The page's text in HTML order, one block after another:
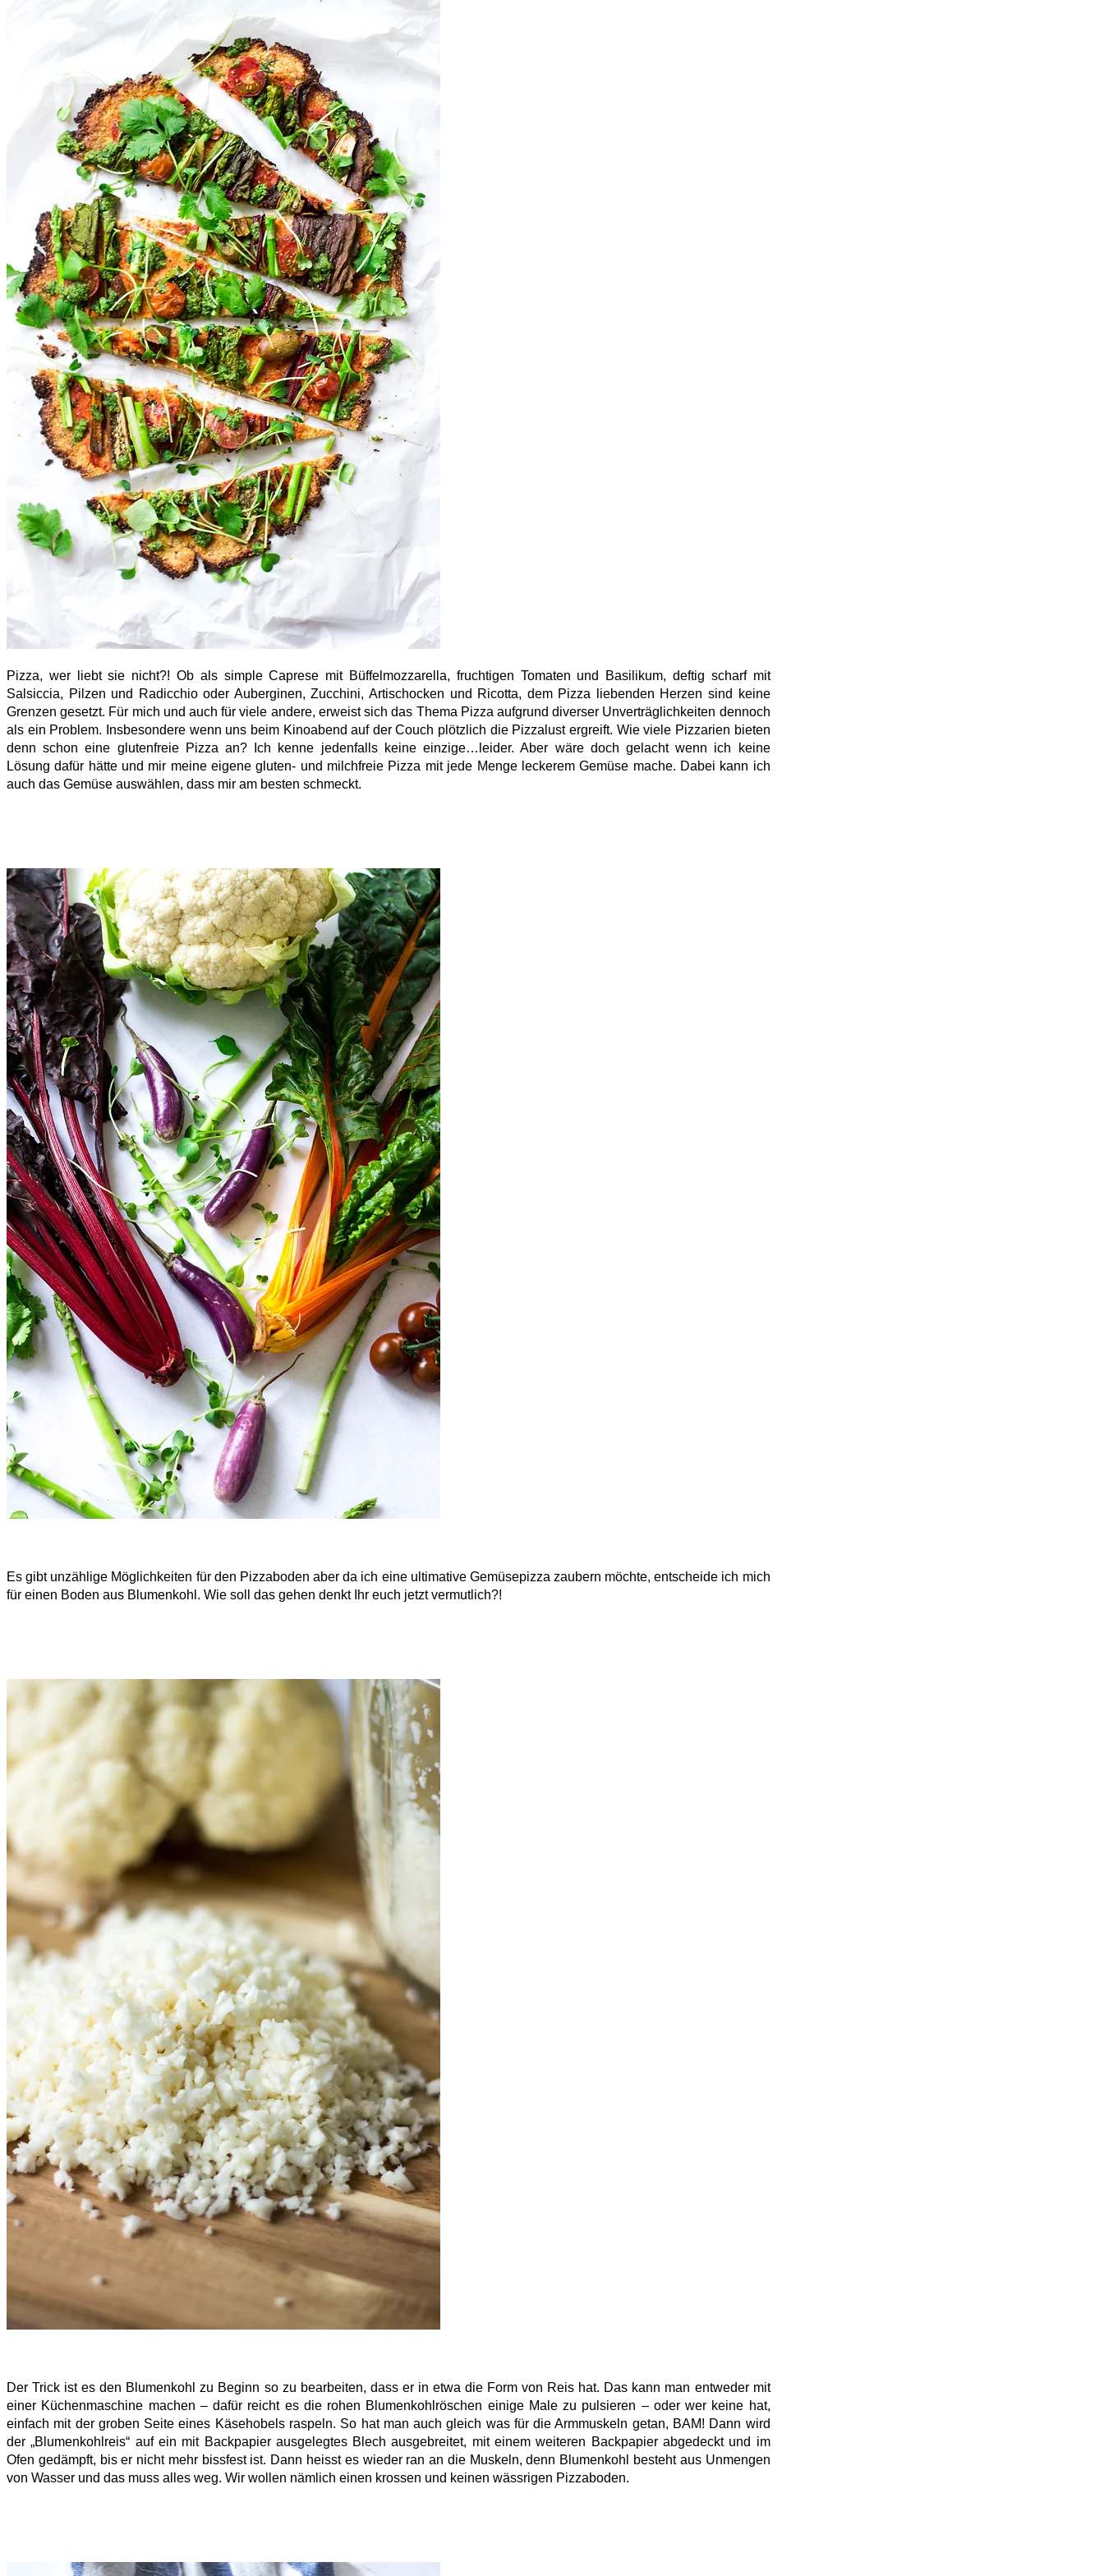
Pizza, wer liebt sie nicht?! Ob als simple Caprese mit Büffelmozzarella, fruchtigen Tomaten und Basilikum, deftig scharf mit
Salsiccia, Pilzen und Radicchio oder Auberginen, Zucchini, Artischocken und Ricotta, dem Pizza liebenden Herzen sind keine
Grenzen gesetzt. Für mich und auch für viele andere, erweist sich das Thema Pizza aufgrund diverser Unverträglichkeiten dennoch
als ein Problem. Insbesondere wenn uns beim Kinoabend auf der Couch plötzlich die Pizzalust ergreift. Wie viele Pizzarien bieten
denn schon eine glutenfreie Pizza an? Ich kenne jedenfalls keine einzige…leider. Aber wäre doch gelacht wenn ich keine
Lösung dafür hätte und mir meine eigene gluten- und milchfreie Pizza mit jede Menge leckerem Gemüse mache. Dabei kann ich
auch das Gemüse auswählen, dass mir am besten schmeckt.
Es gibt unzählige Möglichkeiten für den Pizzaboden aber da ich eine ultimative Gemüsepizza zaubern möchte, entscheide ich mich
für einen Boden aus Blumenkohl. Wie soll das gehen denkt Ihr euch jetzt vermutlich?!
Der Trick ist es den Blumenkohl zu Beginn so zu bearbeiten, dass er in etwa die Form von Reis hat. Das kann man entweder mit
einer Küchenmaschine machen – dafür reicht es die rohen Blumenkohlröschen einige Male zu pulsieren – oder wer keine hat,
einfach mit der groben Seite eines Käsehobels raspeln. So hat man auch gleich was für die Armmuskeln getan, BAM! Dann wird
der „Blumenkohlreis“ auf ein mit Backpapier ausgelegtes Blech ausgebreitet, mit einem weiteren Backpapier abgedeckt und im
Ofen gedämpft, bis er nicht mehr bissfest ist. Dann heisst es wieder ran an die Muskeln, denn Blumenkohl besteht aus Unmengen
von Wasser und das muss alles weg. Wir wollen nämlich einen krossen und keinen wässrigen Pizzaboden.